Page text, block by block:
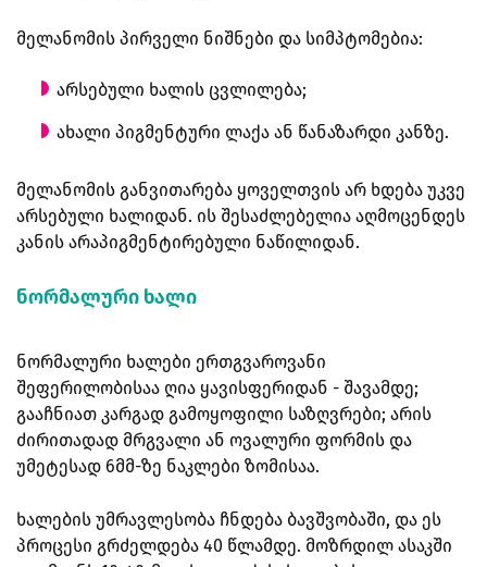
მელანომის პირველი ნიშნები და სიმპტომებია:
არსებული ხალის ცვლილება;
ახალი პიგმენტური ლაქა ან წანაზარდი კანზე.
მელანომის განვითარება ყოველთვის არ ხდება უკვე
არსებული ხალიდან. ის შესაძლებელია აღმოცენდეს
კანის არაპიგმენტირებული ნაწილიდან.
ნორმალური ხალი
ნორმალური ხალები ერთგვაროვანი
შეფერილობისაა ღია ყავისფერიდან - შავამდე;
გააჩნიათ კარგად გამოყოფილი საზღვრები; არის
ძირითადად მრგვალი ან ოვალური ფორმის და
უმეტესად 6მმ-ზე ნაკლები ზომისაა.
ხალების უმრავლესობა ჩნდება ბავშვობაში, და ეს
პროცესი გრძელდება 40 წლამდე. მოზრდილ ასაკში